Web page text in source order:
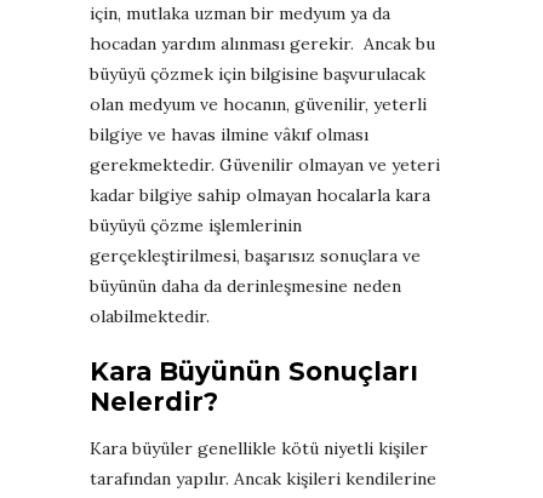
için, mutlaka uzman bir medyum ya da
hocadan yardım alınması gerekir. Ancak bu
büyüyü çözmek için bilgisine başvurulacak
olan medyum ve hocanın, güvenilir, yeterli
bilgiye ve havas ilmine vâkıf olması
gerekmektedir. Güvenilir olmayan ve yeteri
kadar bilgiye sahip olmayan hocalarla kara
büyüyü çözme işlemlerinin
gerçekleştirilmesi, başarısız sonuçlara ve
büyünün daha da derinleşmesine neden
olabilmektedir.
Kara Büyünün Sonuçları
Nelerdir?
Kara büyüler genellikle kötü niyetli kişiler
tarafından yapılır. Ancak kişileri kendilerine